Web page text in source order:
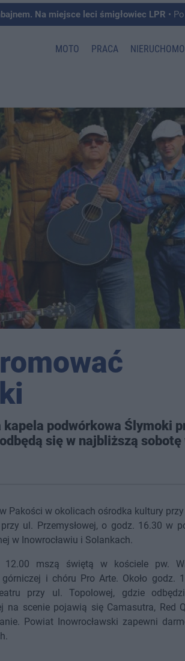
Na miejsce leci śmigłowiec LPR • Po
MOTO PRACA
podwórkowa Ślymoki
się w najbliższą sobotę
Pakości w okolicach ośrodka kultury
ul. Przemysłowej, o godz. 16.30 w
w Inowrocławiu i Solankach.
mszą świętą w kościele pw.
i chóru Pro Arte. Około godz.
przy ul. Topolowej, gdzie
scenie pojawią się Camasutra, Red
Powiat Inowrocławski zapewni